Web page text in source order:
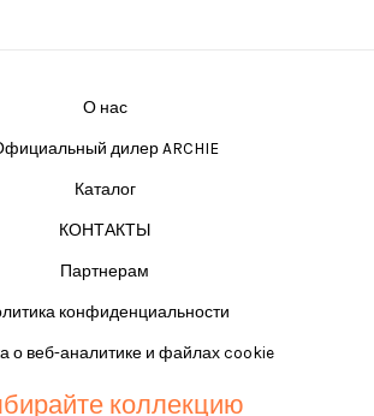
О нас
дилер ARCHIE
Каталог
КОНТАКТЫ
Партнерам
конфиденциальности
о веб-аналитике и файлах cookie
коллекцию